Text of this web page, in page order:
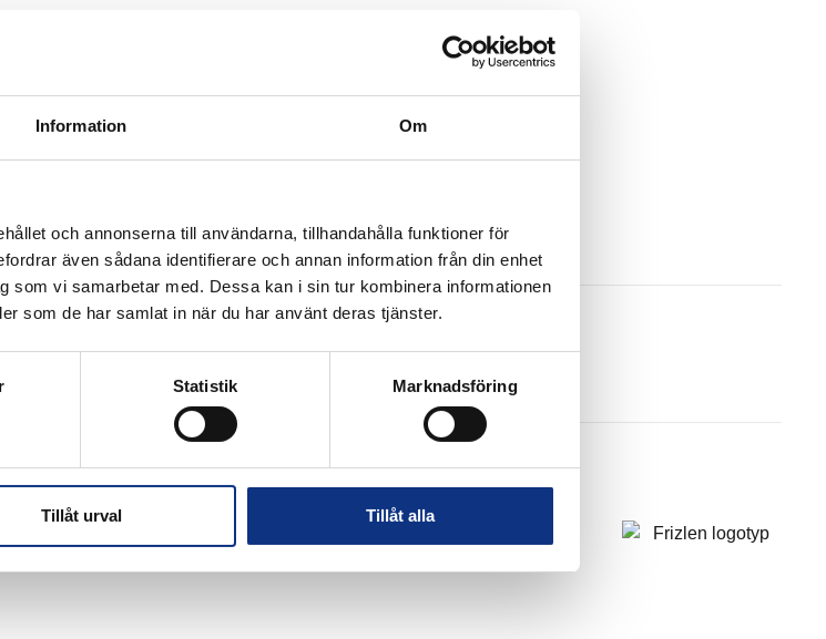
Information Om
och annonserna till användarna, tillhandahålla funktioner för
även sådana identifierare och annan information från din enhet
som vi samarbetar med. Dessa kan i sin tur kombinera informationen
som de har samlat in när du har använt deras tjänster.
Statistik Marknadsföring
Tillåt urval Tillåt alla
Vi är stolta att
distributör för
Stabe innehar